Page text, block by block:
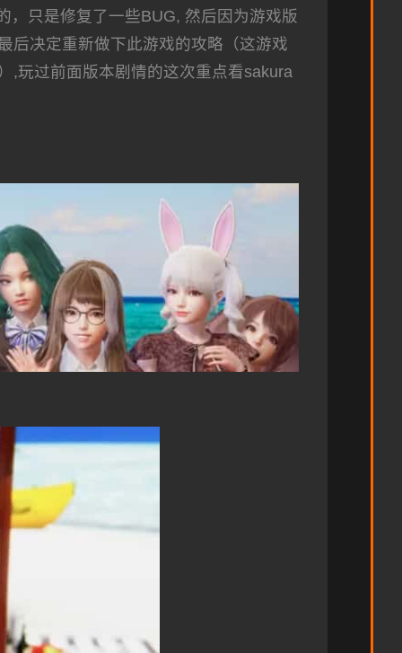
，只是修复了一些BUG, 然后因为游戏版
后决定重新做下此游戏的攻略（这游戏
,玩过前面版本剧情的这次重点看sakura